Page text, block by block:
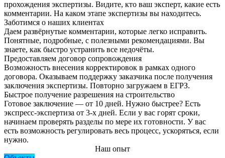
прохождения экспертизы. Видите, кто ваш эксперт, какие есть
комментарии. На каком этапе экспертизы вы находитесь.
Заботимся о наших клиентах
Даем развёрнутые комментарии, которые легко исправить.
Понятные, подробные, с полезными рекомендациями. Вы
знаете, как быстро устранить все недочёты.
Предоставляем договор сопровождения
Возможность внесения корректировок в рамках одного
договора. Оказываем поддержку заказчика после получения
заключения экспертизы. Повторно загружаем в ЕГРЗ.
Быстрое получение разрешения на строительство
Готовое заключение — от 10 дней. Нужно быстрее? Есть
экспресс-экспертиза от 3-х дней. Если у вас горят сроки,
начинаем проверять разделы по мере их готовности. У вас
есть возможность регулировать весь процесс, ускоряться, если
нужно.
Наш опыт